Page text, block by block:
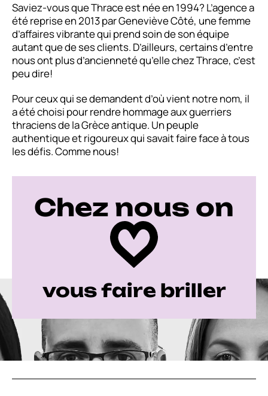
Saviez-vous que Thrace est née en 1994? L’agence a
été reprise en 2013 par Geneviève Côté, une femme
d’affaires vibrante qui prend soin de son équipe
autant que de ses clients. D’ailleurs, certains d’entre
nous ont plus d’ancienneté qu’elle chez Thrace, c’est
peu dire!
Pour ceux qui se demandent d’où vient notre nom, il
a été choisi pour rendre hommage aux guerriers
thraciens de la Grèce antique. Un peuple
authentique et rigoureux qui savait faire face à tous
les défis. Comme nous!
Chez nous on
vous faire briller